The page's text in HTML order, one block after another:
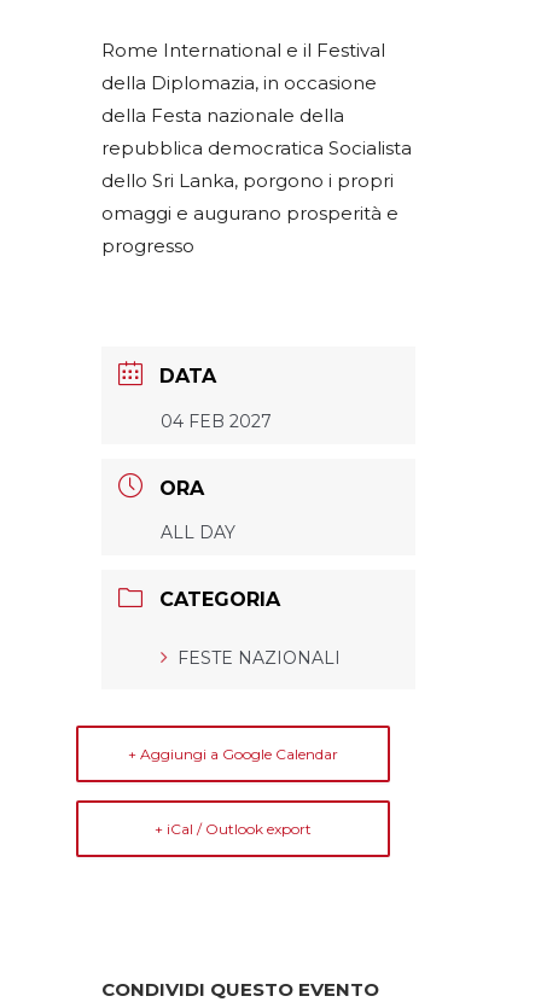
Rome International e il Festival
della Diplomazia, in occasione
della Festa nazionale della
repubblica democratica Socialista
dello Sri Lanka, porgono i propri
omaggi e augurano prosperità e
progresso
DATA
04 FEB 2027
ORA
ALL DAY
CATEGORIA
FESTE NAZIONALI
+ Aggiungi a Google Calendar
+ iCal / Outlook export
CONDIVIDI QUESTO EVENTO